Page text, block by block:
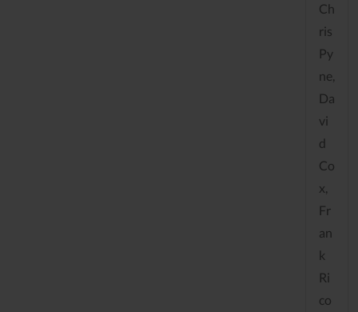
Ch
ris
Py
ne,
Da
vi
d
Co
x,
Fr
an
k
Ri
co